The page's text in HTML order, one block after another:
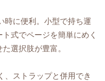
時に便利。小型で持ち運
式でページを簡単にめく
選択肢が豊富。
、ストラップと併用でき